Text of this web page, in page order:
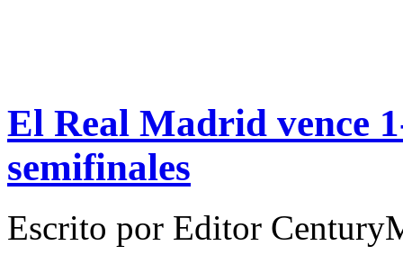
El Real Madrid vence
semifinales
Escrito por Editor